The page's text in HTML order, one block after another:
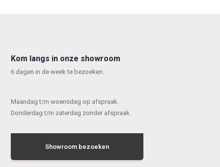
Kom langs in onze showroom
6 dagen in de week te bezoeken.
Maandag t/m woensdag op afspraak.
Donderdag t/m zaterdag zonder afspraak.
Showroom bezoeken